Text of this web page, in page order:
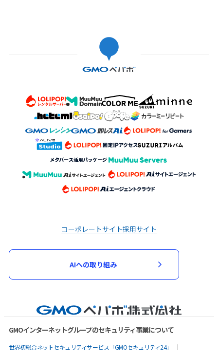
コーポレートサイト採用サイト
AIへの取り組み
GMOインターネットグループのセキュリティ事業について
世界初総合ネットセキュリティサービス「GMOセキュリティ24」